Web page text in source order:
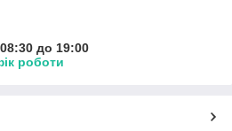
до 19:00
роботи